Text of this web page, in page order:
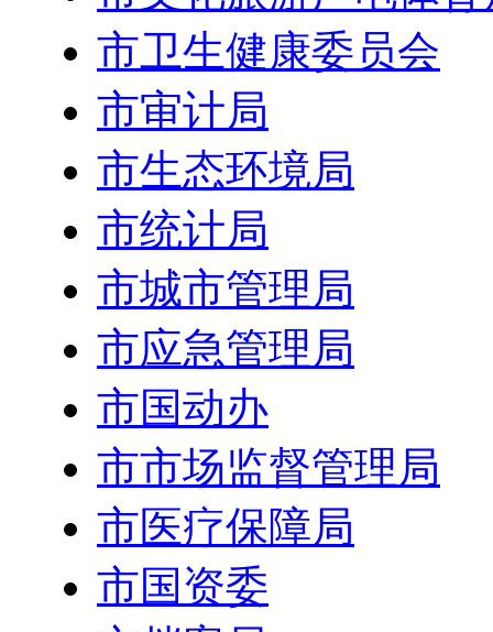
市卫生健康委员会
市审计局
市生态环境局
市统计局
市城市管理局
市应急管理局
市国动办
市市场监督管理局
市医疗保障局
市国资委